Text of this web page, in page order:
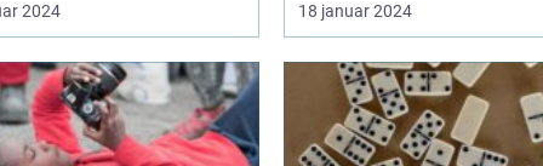
2024 18 januar 2024